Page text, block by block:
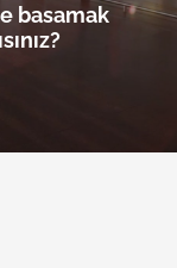
basamak